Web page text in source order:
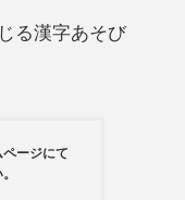
る漢字あそび
ージにて